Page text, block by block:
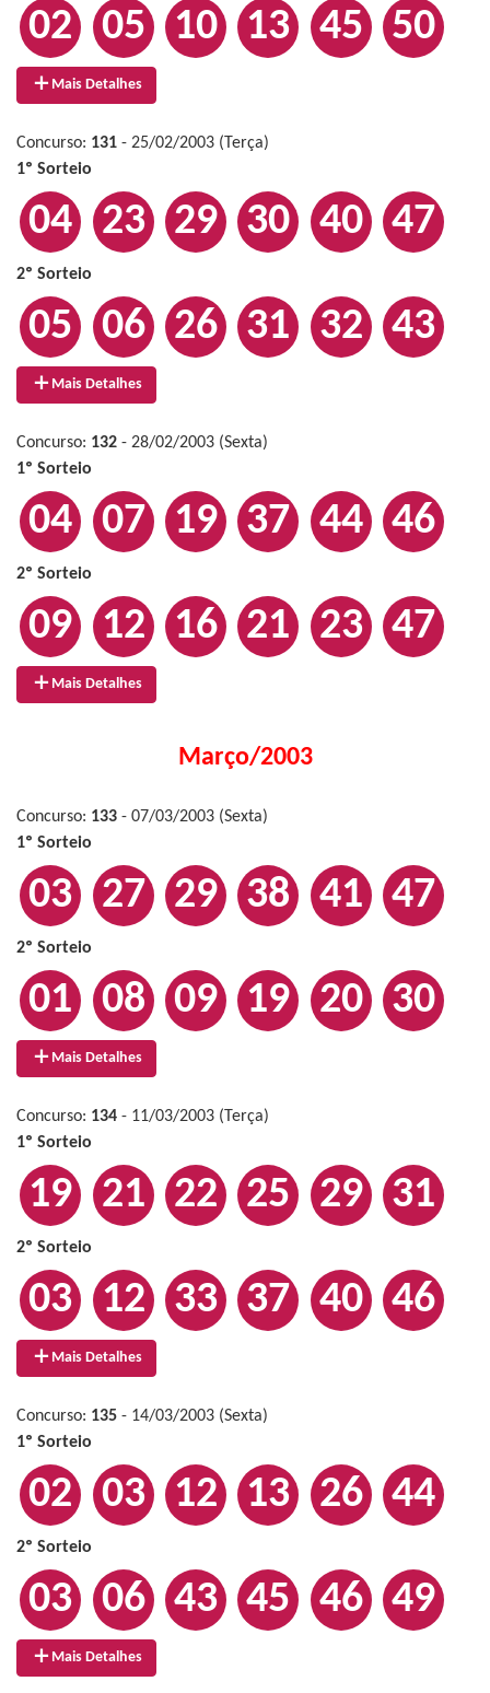
02 05 10 13 45 50
Mais Detalhes
Concurso: 131 - 25/02/2003 (Terça)
1º Sorteio
04 23 29 30 40 47
2º Sorteio
05 06 26 31 32 43
Mais Detalhes
Concurso: 132 - 28/02/2003 (Sexta)
1º Sorteio
04 07 19 37 44 46
2º Sorteio
09 12 16 21 23 47
Mais Detalhes
Março/2003
Concurso: 133 - 07/03/2003 (Sexta)
1º Sorteio
03 27 29 38 41 47
2º Sorteio
01 08 09 19 20 30
Mais Detalhes
Concurso: 134 - 11/03/2003 (Terça)
1º Sorteio
19 21 22 25 29 31
2º Sorteio
03 12 33 37 40 46
Mais Detalhes
Concurso: 135 - 14/03/2003 (Sexta)
1º Sorteio
02 03 12 13 26 44
2º Sorteio
03 06 43 45 46 49
Mais Detalhes